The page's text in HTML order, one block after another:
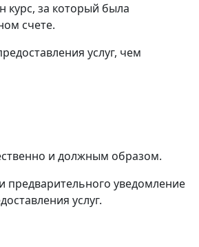
курс, за который была
счете.
услуг, чем
и должным образом.
предварительного уведомление
услуг.